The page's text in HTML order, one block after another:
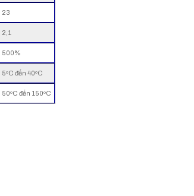
23
2,1
500%
5ºC đến 40ºC
50ºC đến 150ºC